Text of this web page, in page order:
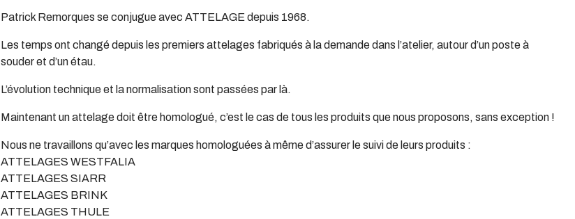
Patrick Remorques se conjugue avec ATTELAGE depuis 1968.
Les temps ont changé depuis les premiers attelages fabriqués à la demande dans l’atelier, autour d’un poste à
souder et d’un étau.
L’évolution technique et la normalisation sont passées par là.
Maintenant un attelage doit être homologué, c’est le cas de tous les produits que nous proposons, sans exception !
Nous ne travaillons qu’avec les marques homologuées à même d’assurer le suivi de leurs produits :
ATTELAGES WESTFALIA
ATTELAGES SIARR
ATTELAGES BRINK
ATTELAGES THULE